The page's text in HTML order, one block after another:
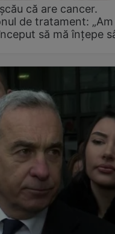
că are cancer.
de tratament:
să mă înțepe